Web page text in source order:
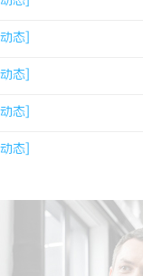
态]
态]
态]
态]